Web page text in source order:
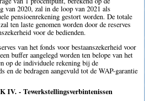
van 2020, zal in de loop van 2021 als
pensioenrekening gestort worden. De totale
ten laste genomen worden door de reserves
voor de bedienden.
van het fonds voor bestaanszekerheid voor
buffer aangelegd worden ten belope van het
op de individuele rekening bij de
en de bedragen aangevuld tot de WAP-garantie
IV. - Tewerkstellingsverbintenissen